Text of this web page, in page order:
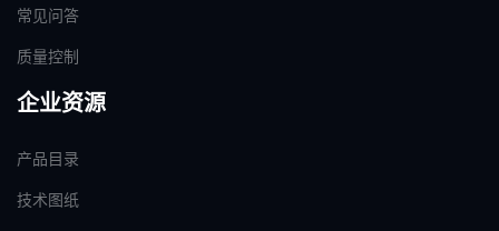
常见问答
质量控制
企业资源
产品目录
技术图纸